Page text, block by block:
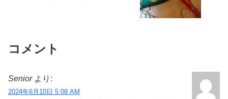
コメント
Senior より:
2024年6月10日 5:08 AM